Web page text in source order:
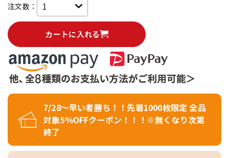
注文数：
カートに入れる
7/28～早い者勝ち！！先着1000枚限定 全品
対象5％OFFクーポン！！！※無くなり次第
終了